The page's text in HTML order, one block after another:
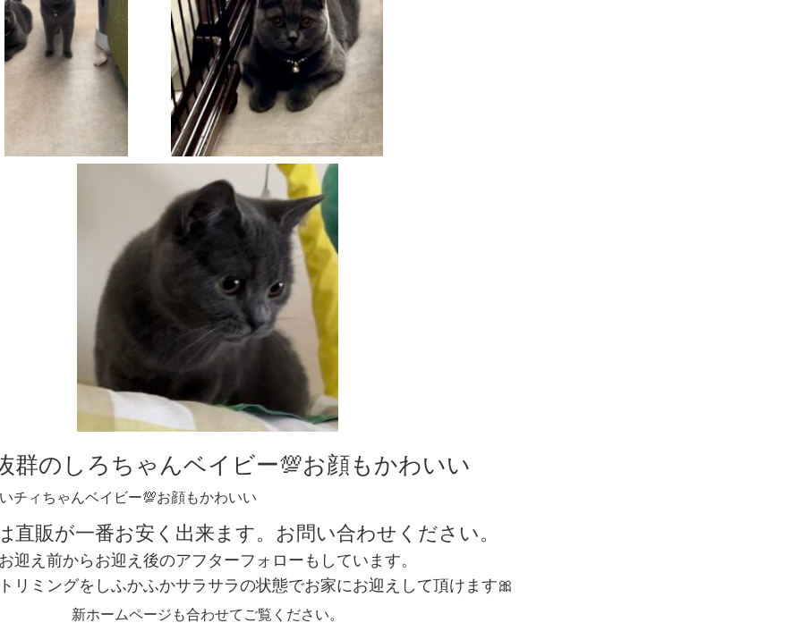
群のしろちゃんベイビー💯お顔もかわいい
チィちゃんベイビー💯お顔もかわいい
直販が一番お安く出来ます。お問い合わせください。
お迎え前からお迎え後のアフターフォローもしています。
リミングをしふかふかサラサラの状態でお家にお迎えして頂けます🎀
新ホームページも合わせてご覧ください。